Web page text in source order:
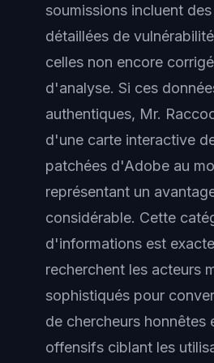
soumissions incluent
détaillées de
celles non encore
d'analyse. Si ces
authentiques, Mr.
d'une carte interactive
patchées d'Adobe au
représentant un
considérable. Cette
d'informations est
recherchent les acteurs
sophistiqués pour
de chercheurs honnêtes
offensifs ciblant les